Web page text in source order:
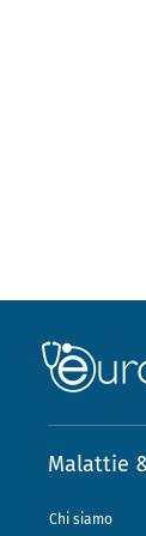
Malattie
Chi siamo